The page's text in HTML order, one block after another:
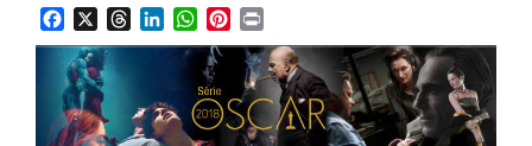
FacebookThreadsLinkedInWhatsApp
Pinterest